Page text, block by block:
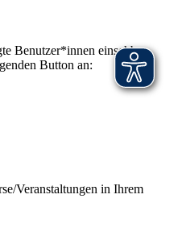
Benutzer*innen einsehbar.
Button an:
Veranstaltungen in Ihrem